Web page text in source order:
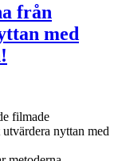
från
med
filmade
nyttan med